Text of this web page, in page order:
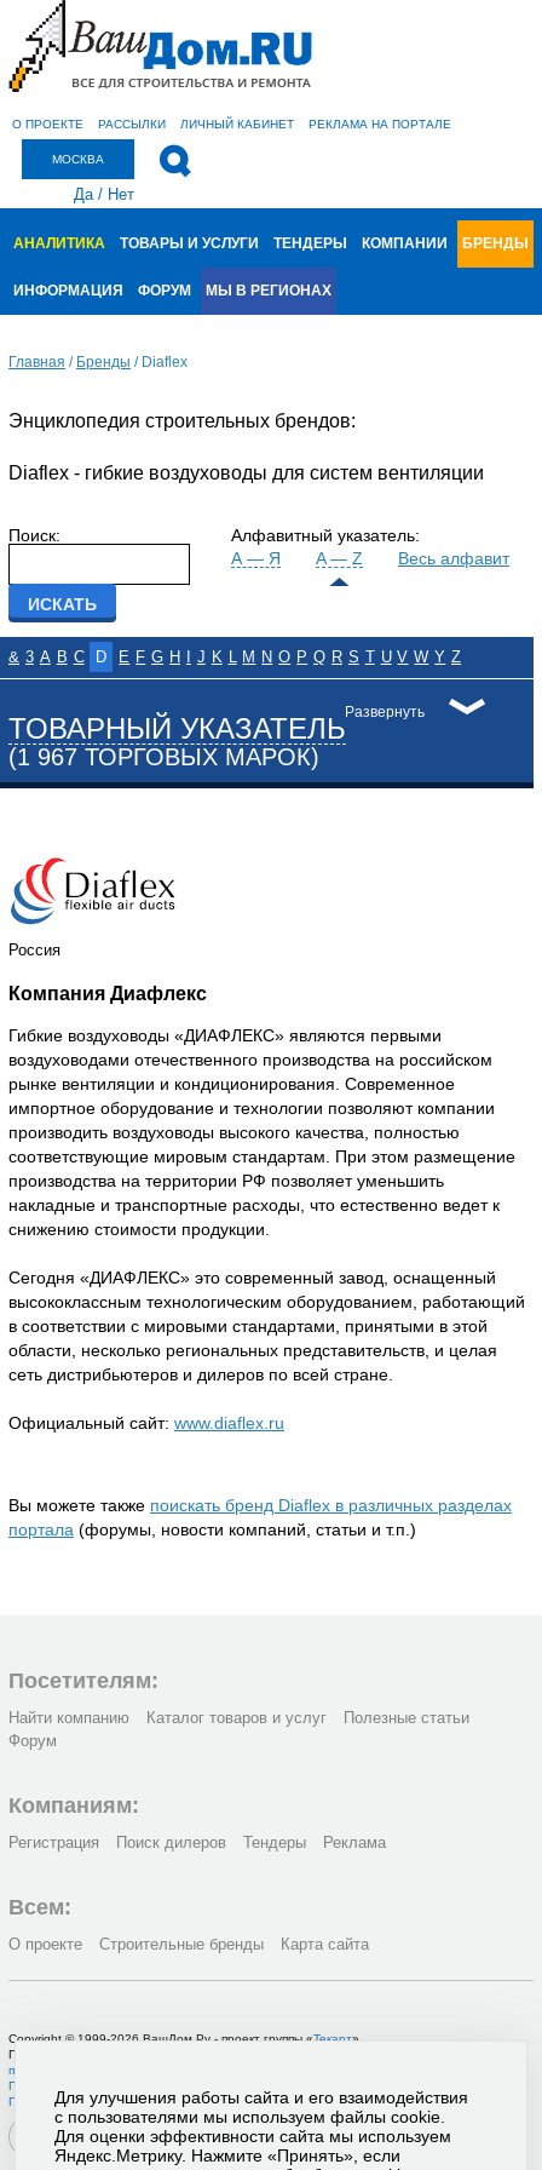
О ПРОЕКТЕ РАССЫЛКИ ЛИЧНЫЙ КАБИНЕТ РЕКЛАМА НА ПОРТАЛЕ
МОСКВА
Да/ Нет
АНАЛИТИКА ТОВАРЫ И УСЛУГИ ТЕНДЕРЫ КОМПАНИИ БРЕНДЫ
ИНФОРМАЦИЯ ФОРУМ МЫ В РЕГИОНАХ
Главная / Бренды /Diaflex
Энциклопедия строительных брендов:
Diaflex - гибкие воздуховоды для систем вентиляции
Алфавитный указатель:
А — Я
A — Z Весь алфавит
Поиск:
& 3 A B C D E F G H J K L M N O P Q R S T U V W Y Z
Развернуть
ТОВАРНЫЙ УКАЗАТЕЛЬ
(1 967 ТОРГОВЫХ МАРОК)
Россия
Компания Диафлекс
Гибкие воздуховоды «ДИАФЛЕКС» являются первыми
воздуховодами отечественного производства на российском
рынке вентиляции и кондиционирования. Современное
импортное оборудование и технологии позволяют компании
производить воздуховоды высокого качества, полностью
соответствующие мировым стандартам. При этом размещение
производства на территории РФ позволяет уменьшить
накладные и транспортные расходы, что естественно ведет к
снижению стоимости продукции.
Сегодня «ДИАФЛЕКС» это современный завод, оснащенный
высококлассным технологическим оборудованием, работающий
в соответствии с мировыми стандартами, принятыми в этой
области, несколько региональных представительств, и целая
сеть дистрибьютеров и дилеров по всей стране.
Официальный сайт: www.diaflex.ru
Вы можете также поискать бренд Diaflex в различных разделах
портала (форумы, новости компаний, статьи и т.п.)
Посетителям:
Найти компанию Каталог товаров и услуг
Полезные статьи
Форум
Компаниям:
Регистрация Поиск дилеров Тендеры Реклама
Всем:
О проекте Строительные бренды Карта сайта
Copyright © 1999-2026 ВашДом.Ру - проект группы «Текарт»
По вопросам связанным с работой портала вы можете связаться с нашей
поддержки
Политика в отношении обработки персональных данных
Пользовательское соглашение
Для улучшения работы сайта и его взаимодействия
с пользователями мы используем файлы cookie.
Для оценки эффективности сайта мы используем
Яндекс.Метрику. Нажмите «Принять», если